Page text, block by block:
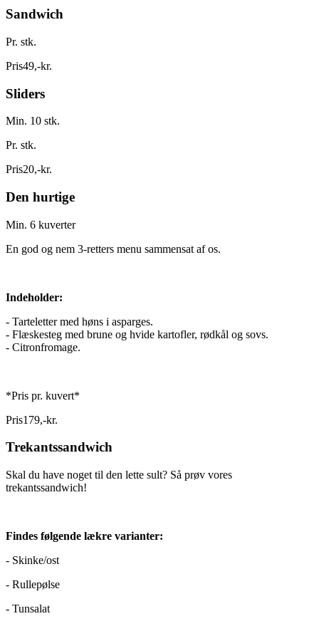
Sandwich
Pr. stk.
Pris49,-kr.
Sliders
Min. 10 stk.
Pr. stk.
Pris20,-kr.
Den hurtige
Min. 6 kuverter
En god og nem 3-retters menu sammensat af os.
Indeholder:
- Tarteletter med høns i asparges.
- Flæskesteg med brune og hvide kartofler, rødkål og sovs.
- Citronfromage.
*Pris pr. kuvert*
Pris179,-kr.
Trekantssandwich
Skal du have noget til den lette sult? Så prøv vores
trekantssandwich!
Findes følgende lækre varianter:
- Skinke/ost
- Rullepølse
- Tunsalat